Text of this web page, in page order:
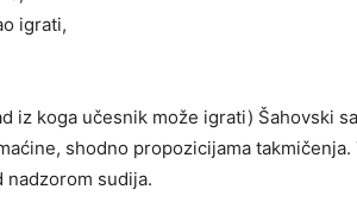
igrati,
iz koga učesnik može igrati) Šahovski
shodno propozicijama takmičenja.
nadzorom sudija.